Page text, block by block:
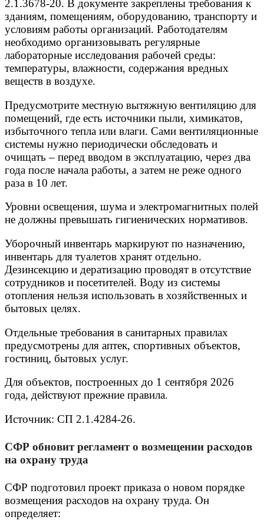
2.1.3678-20. В документе закреплены требования к
зданиям, помещениям, оборудованию, транспорту и
условиям работы организаций. Работодателям
необходимо организовывать регулярные
лабораторные исследования рабочей среды:
температуры, влажности, содержания вредных
веществ в воздухе.
Предусмотрите местную вытяжную вентиляцию для
помещений, где есть источники пыли, химикатов,
избыточного тепла или влаги. Сами вентиляционные
системы нужно периодически обследовать и
очищать – перед вводом в эксплуатацию, через два
года после начала работы, а затем не реже одного
раза в 10 лет.
Уровни освещения, шума и электромагнитных полей
не должны превышать гигиенических нормативов.
Уборочный инвентарь маркируют по назначению,
инвентарь для туалетов хранят отдельно.
Дезинсекцию и дератизацию проводят в отсутствие
сотрудников и посетителей. Воду из системы
отопления нельзя использовать в хозяйственных и
бытовых целях.
Отдельные требования в санитарных правилах
предусмотрены для аптек, спортивных объектов,
гостиниц, бытовых услуг.
Для объектов, построенных до 1 сентября 2026
года, действуют прежние правила.
Источник: СП 2.1.4284-26.
СФР обновит регламент о возмещении расходов
на охрану труда
СФР подготовил проект приказа о новом порядке
возмещения расходов на охрану труда. Он
определяет: